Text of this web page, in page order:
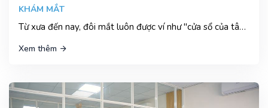
KHÁM MẮT
Từ xưa đến nay, đôi mắt luôn được ví như "cửa sổ của tâm hồn" nó là nơi phản chiếu sức khỏe và cảm xúc của con người.
Xem thêm